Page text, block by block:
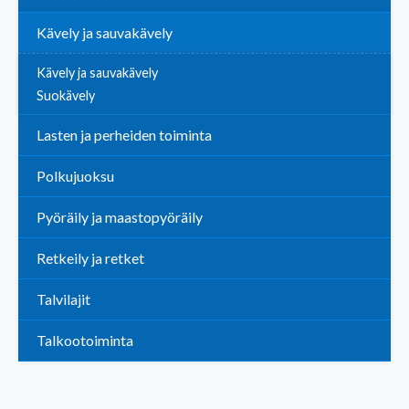
Kävely ja sauvakävely
Kävely ja sauvakävely
Suokävely
Lasten ja perheiden toiminta
Polkujuoksu
Pyöräily ja maastopyöräily
Retkeily ja retket
Talvilajit
Talkootoiminta